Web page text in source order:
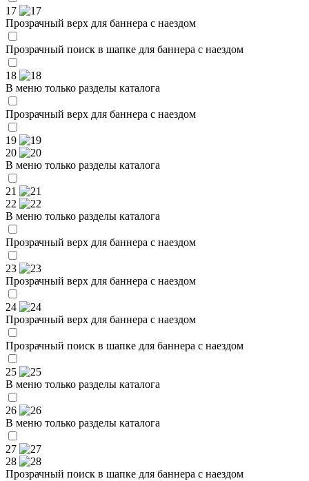
17
Прозрачный верх для баннера с наездом
Прозрачный поиск в шапке для баннера с наездом
18
В меню только разделы каталога
Прозрачный верх для баннера с наездом
19
20
В меню только разделы каталога
21
22
В меню только разделы каталога
Прозрачный верх для баннера с наездом
23
Прозрачный верх для баннера с наездом
24
Прозрачный верх для баннера с наездом
Прозрачный поиск в шапке для баннера с наездом
25
В меню только разделы каталога
26
В меню только разделы каталога
27
28
Прозрачный поиск в шапке для баннера с наездом